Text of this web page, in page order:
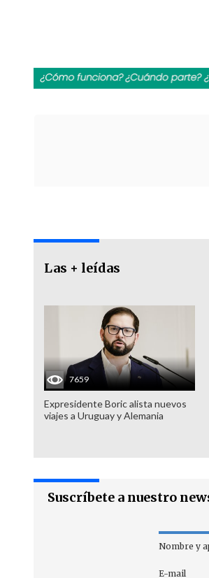
Las + leídas
7659
Expresidente Boric alista nuevos
viajes a Uruguay y Alemania
Suscríbete a nuestro
Nombre y
E-mail